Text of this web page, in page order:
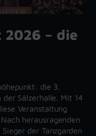
2026 – die
die 3.
der Sälzerhalle. Mit 14
Veranstaltung
herausragenden
der Tanzgarden